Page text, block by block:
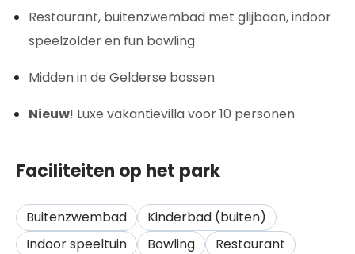
Restaurant, buitenzwembad met glijbaan, indoor
speelzolder en fun bowling
Midden in de Gelderse bossen
Nieuw! Luxe vakantievilla voor 10 personen
Faciliteiten op het park
Buitenzwembad
Kinderbad (buiten)
Indoor speeltuin
Bowling
Restaurant